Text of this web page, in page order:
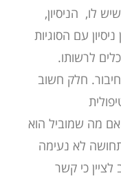
לו, הניסיון,
עם הסוגיות
לרשותו.
חלק חשוב
מה שמוביל הוא
לא נעימה
כי קשר